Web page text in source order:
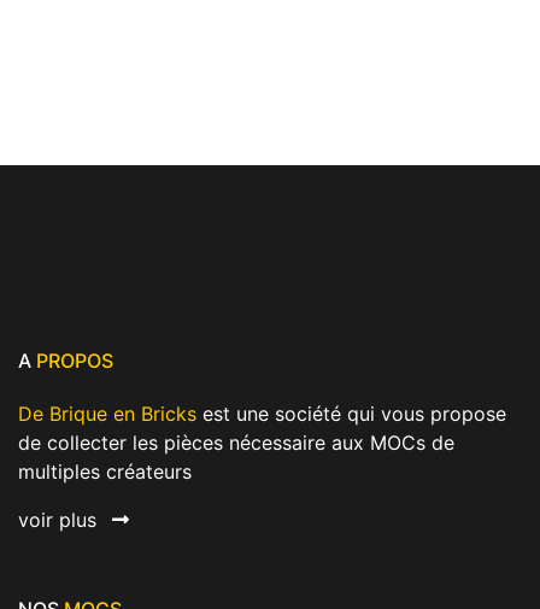
A PROPOS
De Brique en Bricks est une société qui vous propose
de collecter les pièces nécessaire aux MOCs de
multiples créateurs
voir plus